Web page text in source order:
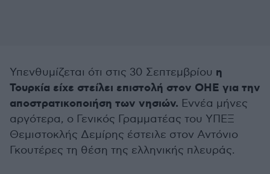
Υπενθυμίζεται ότι στις 30 Σεπτεμβρίου η
Τουρκία είχε στείλει επιστολή στον ΟΗΕ για την
αποστρατικοποιήση των νησιών. Εννέα μήνες
αργότερα, ο Γενικός Γραμματέας του ΥΠΕΞ
Θεμιστοκλής Δεμίρης έστειλε στον Αντόνιο
Γκουτέρες τη θέση της ελληνικής πλευράς.